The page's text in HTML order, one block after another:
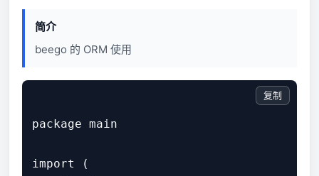
简介
beego 的 ORM 使用
package main
import (
复制